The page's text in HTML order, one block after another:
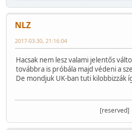
NLZ
2017-03-30, 21:16:04
Hacsak nem lesz valami jelentős
továbbra is próbála majd védeni a
De mondjuk UK-ban tuti kilobbizzák
[reserved]